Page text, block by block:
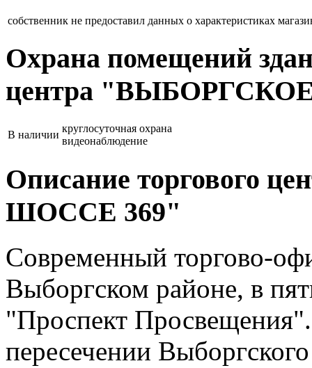
собственник не предоставил данных о характеристиках
Охрана помещений
центра
В наличии
круглосуточная охрана
видеонаблюдение
Описание торгового
ШОССЕ 369"
Современный торгово-
Выборгском районе, в
"Проспект
пересечении